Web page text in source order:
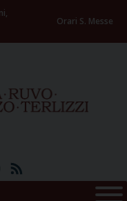
Orari S. Messe
YouTube